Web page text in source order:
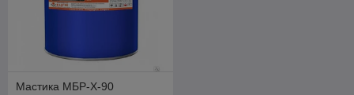
Мастика МБР-Х-90